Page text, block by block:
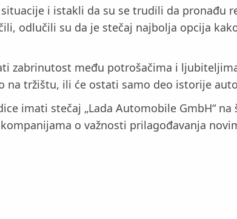
i istakli da su se trudili da pronađu
odlučili su da je stečaj najbolja opcija
zabrinutost među potrošačima i
na tržištu, ili će ostati samo deo istorije
imati stečaj „Lada Automobile GmbH“
o važnosti prilagođavanja